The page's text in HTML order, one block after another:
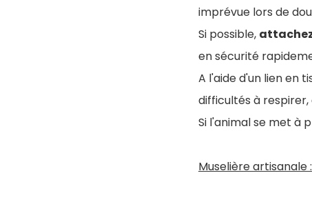
imprévue lors de
Si possible,
en sécurité
A l'aide d'un lien en
difficultés à
Si l'animal se met à
Muselière artisanale :